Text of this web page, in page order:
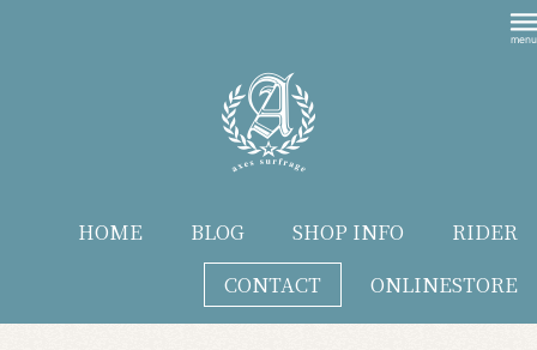
HOME BLOG SHOP INFO
RIDER
CONTACT
ONLINESTORE